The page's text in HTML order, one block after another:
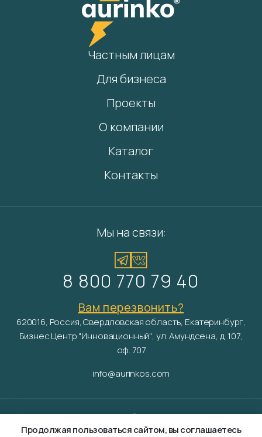
Частным лицам
Для бизнеса
Проекты
О компании
Каталог
Контакты
Мы на связи:
8 800 770 79 40
Вам перезвонить?
620016, Россия, Свердловская область, Екатеринбург,
Бизнес Центр "Инновационный", ул. Амундсена, д. 107,
оф. 707
info@aurinkos.com
Aurinko ©2026
Разработка и продвижение сайта —Fanky.ru
Продолжая пользоваться сайтом, вы соглашаетесь